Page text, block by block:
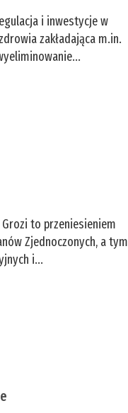
i inwestycje w
zakładająca m.in.
Grozi to przeniesieniem
Zjednoczonych, a tym
i...